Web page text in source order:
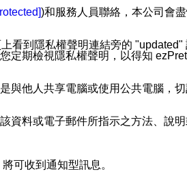
)和服務人員聯絡，本公司會
看到隱私權聲明連結旁的 "updated"
定期檢視隱私權聲明，以得知
與他人共享電腦或使用公共電腦，
資料或電子郵件所指示之方法、說
可收到通知型訊息。